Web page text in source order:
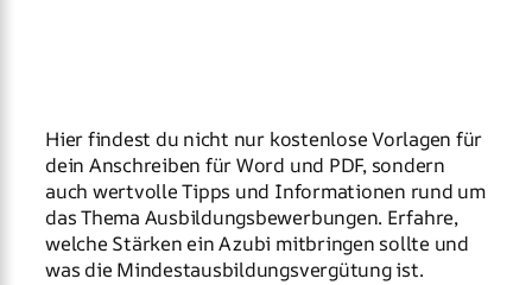
Hier findest du nicht nur kostenlose Vorlagen für
dein Anschreiben für Word und PDF, sondern
auch wertvolle Tipps und Informationen rund um
das Thema Ausbildungsbewerbungen. Erfahre,
welche Stärken ein Azubi mitbringen sollte und
was die Mindestausbildungsvergütung ist.